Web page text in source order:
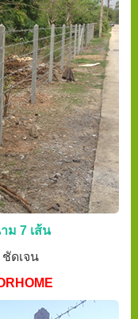
ม 7 เส้น
ดเจน